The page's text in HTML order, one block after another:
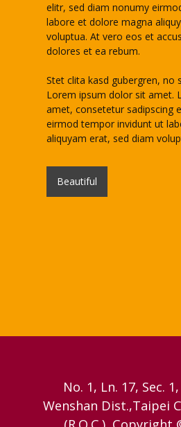
elitr, sed diam nonumy
labore et dolore magna
voluptua. At vero eos et
dolores et ea rebum.
Stet clita kasd gubergren, no
Lorem ipsum dolor sit amet.
amet, consetetur sadipscing
eirmod tempor invidunt ut
aliquyam erat, sed diam
Beautiful
No. 1, Ln. 17, Sec.
Wenshan Dist.,Taipei